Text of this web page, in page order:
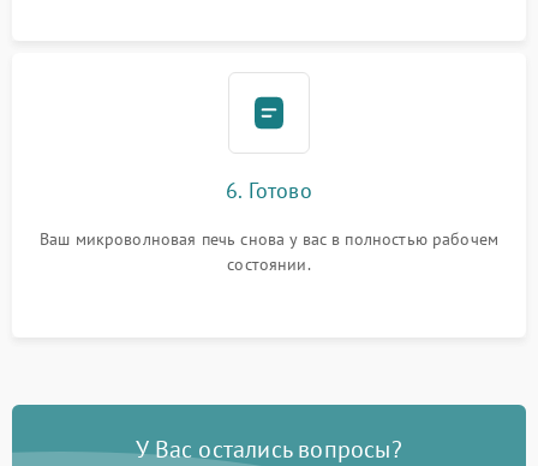
6. Готово
Ваш микроволновая печь снова у вас в полностью рабочем
состоянии.
У Вас остались вопросы?